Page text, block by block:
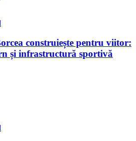
construiește pentru viitor:
și infrastructură sportivă